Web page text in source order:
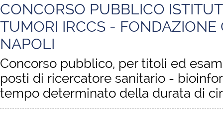
CONCORSO PUBBLICO
TUMORI IRCCS - FONDAZIONE
NAPOLI
Concorso pubblico, per titoli ed
posti di ricercatore sanitario -
tempo determinato della durata di